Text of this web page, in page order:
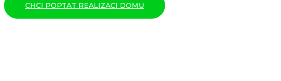
CHCI POPTAT REALIZACI DOMU